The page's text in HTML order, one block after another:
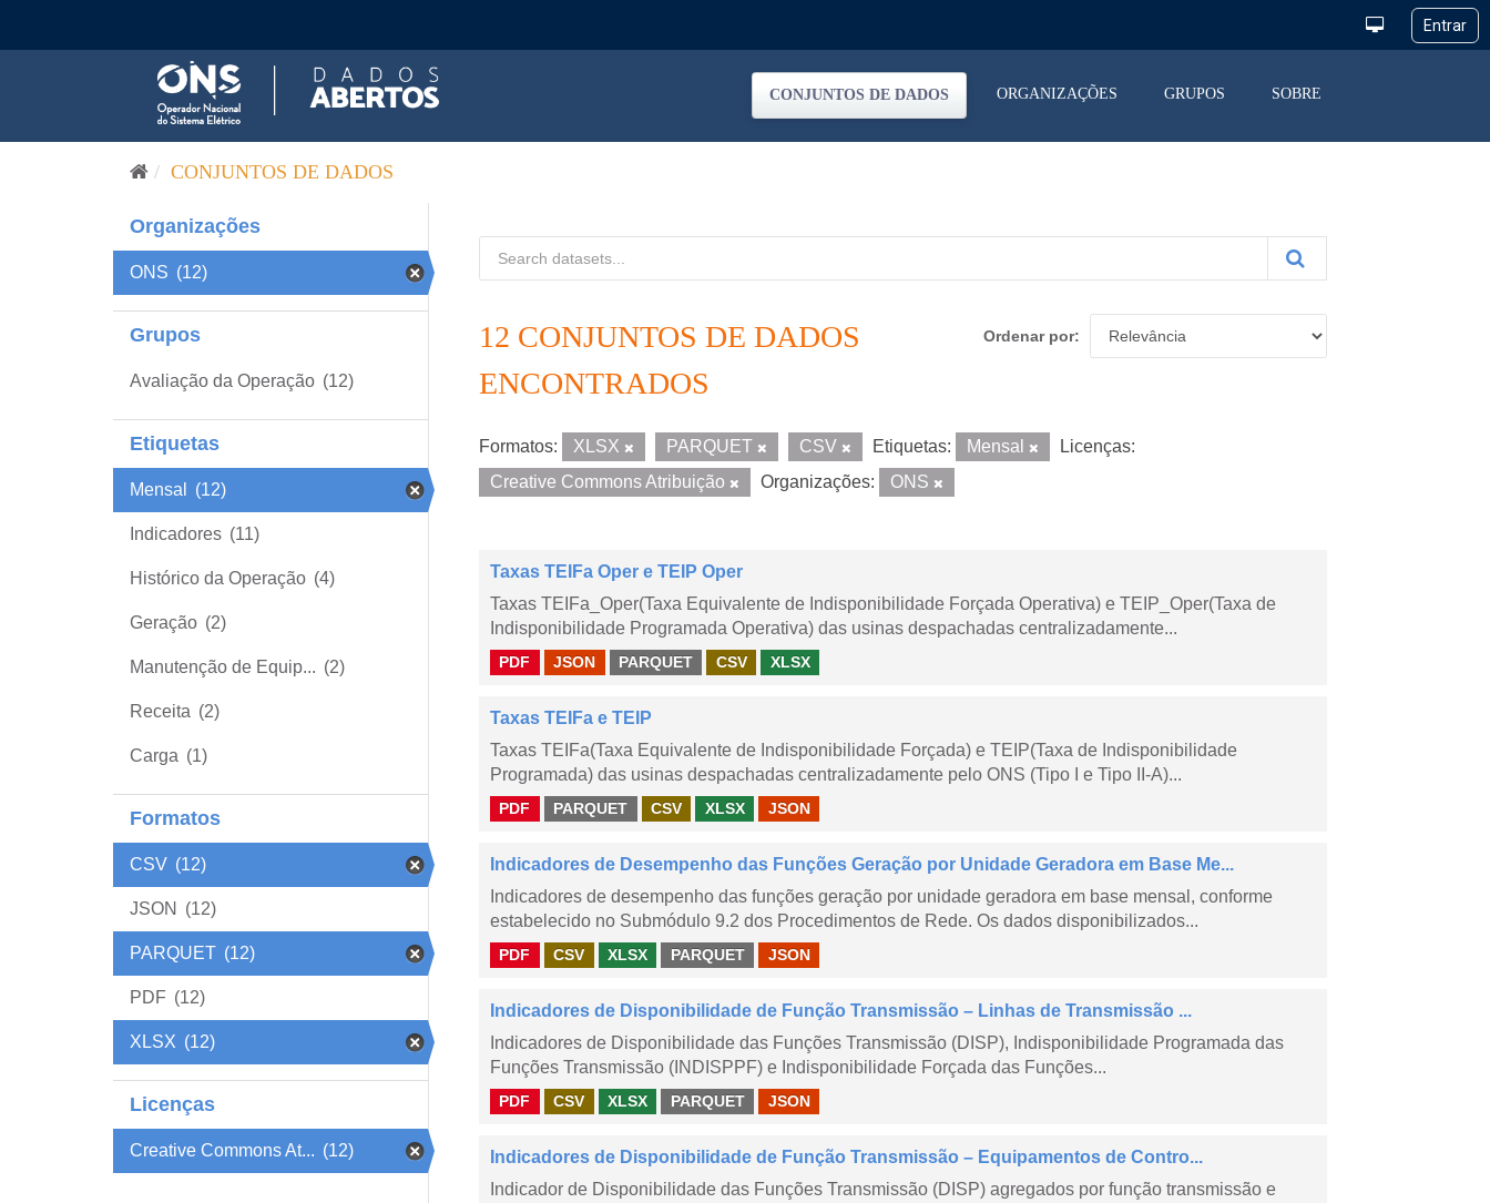
CONJUNTOS DE DADOS ORGANIZAÇÕES GRUPOS SOBRE
CONJUNTOS DE DADOS
Organizações
ONS (12)
Grupos
Avaliação da Operação (12)
Etiquetas
Mensal (12)
Indicadores (11)
Histórico da Operação (4)
Geração (2)
Manutenção de Equip... (2)
Receita (2)
Carga (1)
Formatos
CSV (12)
JSON (12)
PARQUET (12)
PDF (12)
XLSX (12)
Licenças
Creative Commons At... (12)
Ordenar por
12 CONJUNTOS DE DADOS
ENCONTRADOS
Formatos: XLSX PARQUET CSV Etiquetas: Mensal
Licenças:
Creative Commons Atribuição
Organizações: ONS
Taxas TEIFa Oper e TEIP Oper
Taxas TEIFa_Oper(Taxa Equivalente de Indisponibilidade Forçada Operativa) e TEIP_Oper(Taxa de
Indisponibilidade Programada Operativa) das usinas despachadas centralizadamente...
PDF JSON PARQUET CSV XLSX
Taxas TEIFa e TEIP
Taxas TEIFa(Taxa Equivalente de Indisponibilidade Forçada) e TEIP(Taxa de Indisponibilidade
Programada) das usinas despachadas centralizadamente pelo ONS (Tipo I e Tipo II-A)...
PDF PARQUET CSV XLSX JSON
Indicadores de Desempenho das Funções Geração por Unidade Geradora em Base Me...
Indicadores de desempenho das funções geração por unidade geradora em base mensal, conforme
estabelecido no Submódulo 9.2 dos Procedimentos de Rede. Os dados disponibilizados...
PDF CSV XLSX PARQUET JSON
Indicadores de Disponibilidade de Função Transmissão – Linhas de Transmissão ...
Indicadores de Disponibilidade das Funções Transmissão (DISP), Indisponibilidade Programada das
Funções Transmissão (INDISPPF) e Indisponibilidade Forçada das Funções...
PDF CSV XLSX PARQUET JSON
Indicadores de Disponibilidade de Função Transmissão – Equipamentos de Contro...
Indicador de Disponibilidade das Funções Transmissão (DISP) agregados por função transmissão e